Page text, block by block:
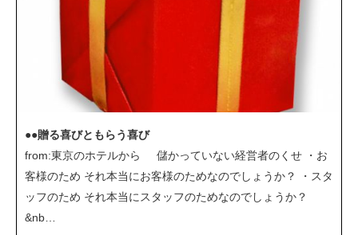
●●贈る喜びともらう喜び
from:東京のホテルから 儲かっていない経営者のくせ ・お
客様のため それ本当にお客様のためなのでしょうか？ ・スタ
ッフのため それ本当にスタッフのためなのでしょうか？
&nb…